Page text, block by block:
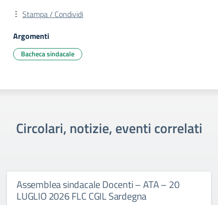
Stampa / Condividi
Argomenti
Bacheca sindacale
Circolari, notizie, eventi correlati
Assemblea sindacale Docenti – ATA – 20
LUGLIO 2026 FLC CGIL Sardegna